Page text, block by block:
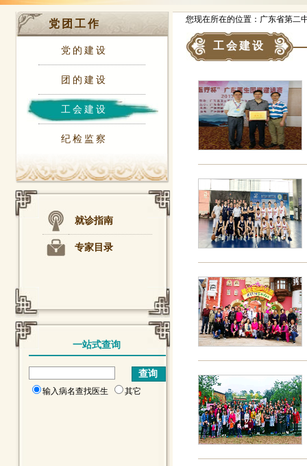
党团工作
党的建设
团的建设
工会建设
纪检监察
就诊指南
专家目录
一站式查询
输入病名查找医生 其它
您现在所在的位置：广东省第二
工会建设